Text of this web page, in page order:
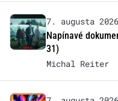
7. augusta 2026
Napínavé
31)
Michal Reiter